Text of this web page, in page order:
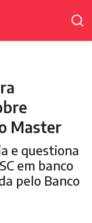
Master
e questiona
em banco
pelo Banco